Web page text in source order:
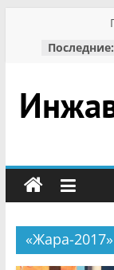
содержимому
Последние:
сельский
портал
«Жара-2017»